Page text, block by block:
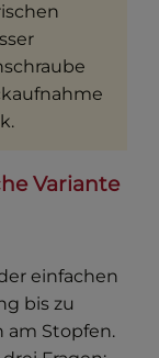
Variante
einfachen
bis zu
Stopfen.